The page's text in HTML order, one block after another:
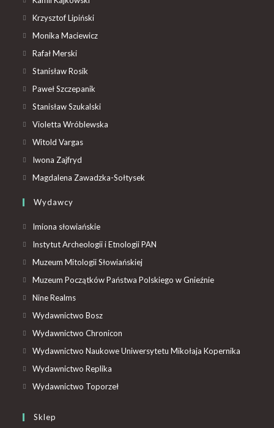
Krzysztof Lipiński
Monika Maciewicz
Rafał Merski
Stanisław Rosik
Paweł Szczepanik
Stanisław Szukalski
Violetta Wróblewska
Witold Vargas
Iwona Zajfryd
Magdalena Zawadzka-Sołtysek
Wydawcy
Imiona słowiańskie
Instytut Archeologii i Etnologii PAN
Muzeum Mitologii Słowiańskiej
Muzeum Początków Państwa Polskiego w Gnieźnie
Nine Realms
Wydawnictwo Bosz
Wydawnictwo Chronicon
Wydawnictwo Naukowe Uniwersytetu Mikołaja Kopernika
Wydawnictwo Replika
Wydawnictwo Toporzeł
Sklep